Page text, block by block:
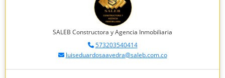
SALEB Constructora y Agencia Inmobiliaria
573203540414
luiseduardosaavedra@saleb.com.co